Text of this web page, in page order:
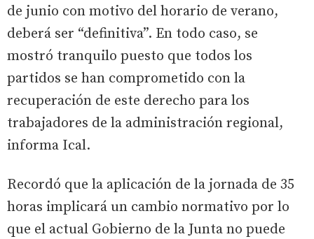
de junio con motivo del horario de verano,
deberá ser “definitiva”. En todo caso, se
mostró tranquilo puesto que todos los
partidos se han comprometido con la
recuperación de este derecho para los
trabajadores de la administración regional,
informa Ical.
Recordó que la aplicación de la jornada de 35
horas implicará un cambio normativo por lo
que el actual Gobierno de la Junta no puede